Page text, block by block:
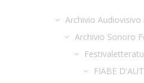
Archivio
Archivio Sonoro
FIABE